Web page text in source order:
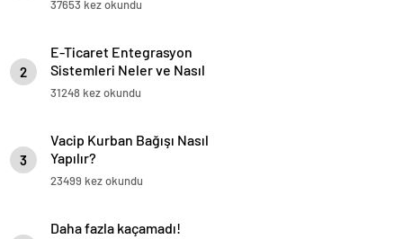
37653 kez okundu
2
E-Ticaret Entegrasyon
Sistemleri Neler ve Nasıl
Yapılır?
31248 kez okundu
3
Vacip Kurban Bağışı Nasıl
Yapılır?
23499 kez okundu
Daha fazla kaçamadı!